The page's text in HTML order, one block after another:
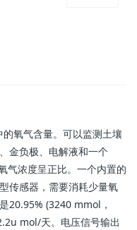
氧气含量。可以监测土壤
金负极、电解液和一个
气浓度呈正比。一个内置的
传感器，需要消耗少量氧
20.95% (3240 mmol，
mol/天。电压信号输出